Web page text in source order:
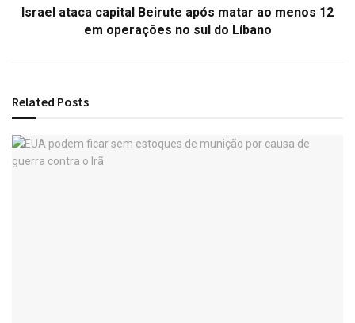
Israel ataca capital Beirute após matar ao menos 12
em operações no sul do Líbano
Related Posts